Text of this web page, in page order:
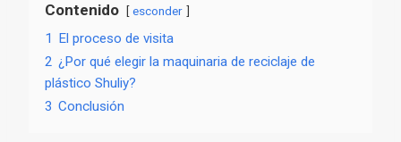
Contenido esconder
1 El proceso de visita
2 ¿Por qué elegir la maquinaria de reciclaje de
plástico Shuliy?
3 Conclusión